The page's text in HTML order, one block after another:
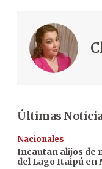
Últimas
Nacionales
Incautan alijos de
del Lago Itaipú en